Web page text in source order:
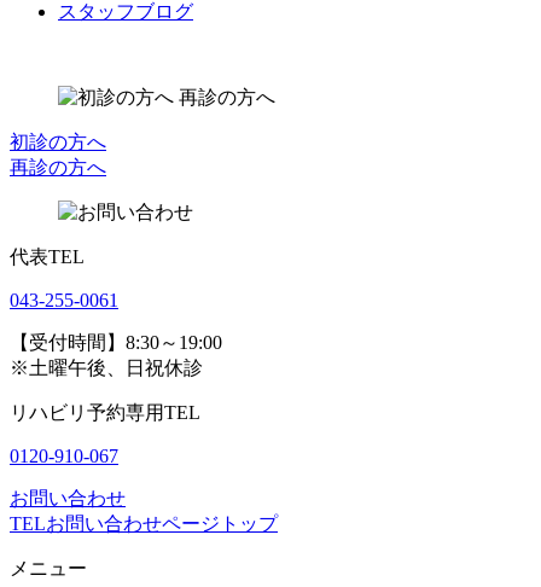
スタッフブログ
初診の方へ
再診の方へ
代表TEL
043-255-0061
【受付時間】8:30～19:00
※土曜午後、日祝休診
リハビリ予約専用TEL
0120-910-067
お問い合わせ
TELお問い合わせページトップ
メニュー